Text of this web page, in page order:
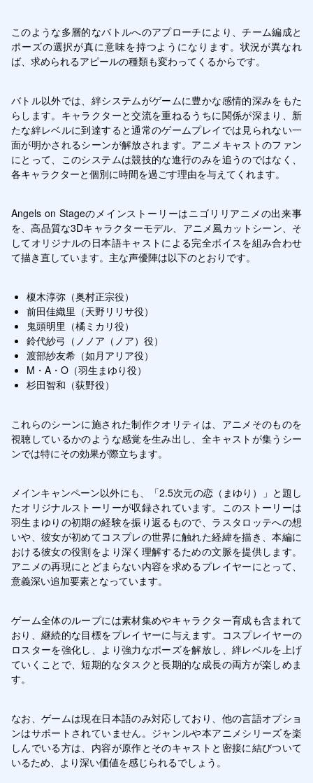
このような多層的なバトルへのアプローチにより、チーム編成と
ポーズの選択が真に意味を持つようになります。状況が異なれ
ば、求められるアピールの種類も変わってくるからです。
バトル以外では、絆システムがゲームに豊かな感情的深みをもた
らします。キャラクターと交流を重ねるうちに関係が深まり、新
たな絆レベルに到達すると通常のゲームプレイでは見られない一
面が明かされるシーンが解放されます。アニメキャストのファン
にとって、このシステムは競技的な進行のみを追うのではなく、
各キャラクターと個別に時間を過ごす理由を与えてくれます。
Angels on Stageのメインストーリーはニゴリリアニメの出来事
を、高品質な3Dキャラクターモデル、アニメ風カットシーン、そ
してオリジナルの日本語キャストによる完全ボイスを組み合わせ
て描き直しています。主な声優陣は以下のとおりです。
榎木淳弥（奥村正宗役）
前田佳織里（天野リリサ役）
鬼頭明里（橘ミカリ役）
鈴代紗弓（ノノア（ノア）役）
渡部紗友希（如月アリア役）
M・A・O（羽生まゆり役）
杉田智和（荻野役）
これらのシーンに施された制作クオリティは、アニメそのものを
視聴しているかのような感覚を生み出し、全キャストが集うシー
ンでは特にその効果が際立ちます。
メインキャンペーン以外にも、「2.5次元の恋（まゆり）」と題し
たオリジナルストーリーが収録されています。このストーリーは
羽生まゆりの初期の経験を振り返るもので、ラスタロッテへの想
いや、彼女が初めてコスプレの世界に触れた経緯を描き、本編に
おける彼女の役割をより深く理解するための文脈を提供します。
アニメの再現にとどまらない内容を求めるプレイヤーにとって、
意義深い追加要素となっています。
ゲーム全体のループには素材集めやキャラクター育成も含まれて
おり、継続的な目標をプレイヤーに与えます。コスプレイヤーの
ロスターを強化し、より強力なポーズを解放し、絆レベルを上げ
ていくことで、短期的なタスクと長期的な成長の両方が楽しめま
す。
なお、ゲームは現在日本語のみ対応しており、他の言語オプショ
ンはサポートされていません。ジャンルや本アニメシリーズを楽
しんでいる方は、内容が原作とそのキャストと密接に結びついて
いるため、より深い価値を感じられるでしょう。